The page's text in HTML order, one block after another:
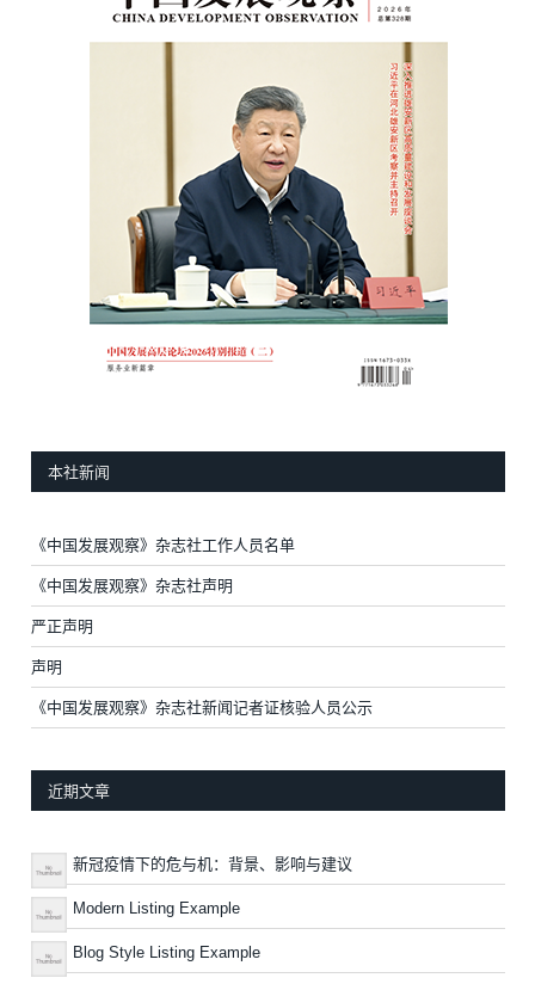
本社新闻
《中国发展观察》杂志社工作人员名单
《中国发展观察》杂志社声明
严正声明
声明
《中国发展观察》杂志社新闻记者证核验人员公示
近期文章
新冠疫情下的危与机：背景、影响与建议
Modern Listing Example
Blog Style Listing Example